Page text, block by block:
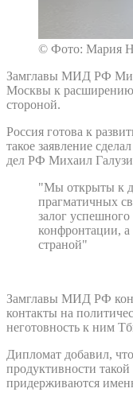
© Фото: Мария
Замглавы МИД РФ
Москвы к расширению
стороной.
Россия готова к
такое заявление
дел РФ Михаил
"Мы открыты к
прагматичных
залог
конфронтации, а
страной"
Замглавы МИД РФ
контакты на
неготовность к ним
Дипломат добавил,
продуктивности
придерживаются